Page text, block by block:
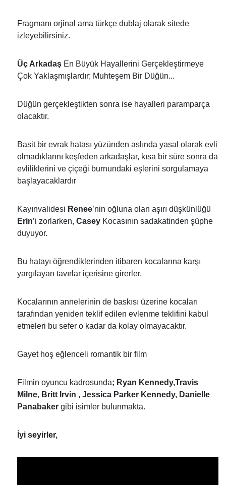
Fragmanı orjinal ama türkçe dublaj olarak sitede
izleyebilirsiniz.
Üç Arkadaş En Büyük Hayallerini Gerçekleştirmeye
Çok Yaklaşmışlardır; Muhteşem Bir Düğün...
Düğün gerçekleştikten sonra ise hayalleri paramparça
olacaktır.
Basit bir evrak hatası yüzünden aslında yasal olarak evli
olmadıklarını keşfeden arkadaşlar, kısa bir süre sonra da
evliliklerini ve çiçeği burnundaki eşlerini sorgulamaya
başlayacaklardır
Kayınvalidesi Renee’nin oğluna olan aşırı düşkünlüğü
Erin’i zorlarken, CaseyKocasının sadakatinden şüphe
duyuyor.
Bu hatayı öğrendiklerinden itibaren kocalarına karşı
yargılayan tavırlar içerisine girerler.
Kocalarının annelerinin de baskısı üzerine kocaları
tarafından yeniden teklif edilen evlenme teklifini kabul
etmeleri bu sefer o kadar da kolay olmayacaktır.
Gayet hoş eğlenceli romantik bir film
Filmin oyuncu kadrosunda; Ryan Kennedy,Travis
Milne, Britt Irvin , Jessica Parker Kennedy, Danielle
Panabakergibi isimler bulunmakta.
İyi seyirler,